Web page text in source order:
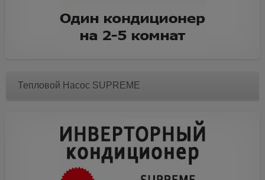
Тепловой Насос SUPREME